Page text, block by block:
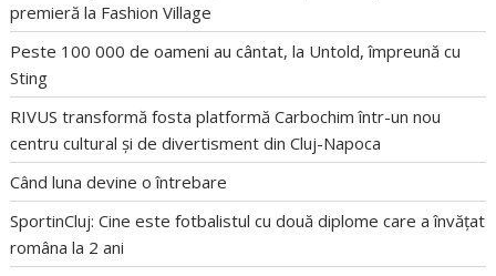
premieră la Fashion Village
Peste 100 000 de oameni au cântat, la Untold, împreună cu
Sting
RIVUS transformă fosta platformă Carbochim într-un nou
centru cultural și de divertisment din Cluj-Napoca
Când luna devine o întrebare
SportinCluj: Cine este fotbalistul cu două diplome care a învățat
româna la 2 ani